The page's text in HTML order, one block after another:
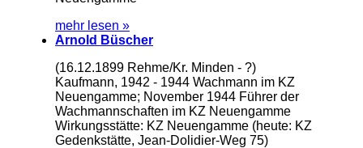
mehr lesen »
Arnold Büscher
(16.12.1899 Rehme/Kr. Minden - ?)
Kaufmann, 1942 - 1944 Wachmann im KZ
Neuengamme; November 1944 Führer der
Wachmannschaften im KZ Neuengamme
Wirkungsstätte: KZ Neuengamme (heute: KZ
Gedenkstätte, Jean-Dolidier-Weg 75)